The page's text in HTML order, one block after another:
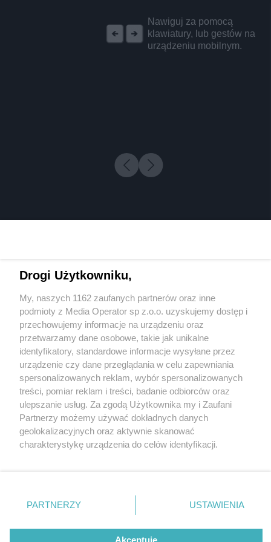
Nawiguj za pomocą
klawiatury, lub gestów na
urządzeniu mobilnym.
3 / 0
Wydawca mediów lokalnych
Nie zapomnij
zapoznać się z:
polityką prywatności regulamin korzystania z portali
Twojemiasto
Piekary Śląskie
Chorzów
Tarnowskie Góry
Gliwice
Skontakuj sięz nami
Kontakt
Wydawca
Redakcja
Drogi Użytkowniku,
My, naszych 1162 zaufanych partnerów oraz inne
podmioty z Media Operator sp z.o.o. uzyskujemy dostęp i
przechowujemy informacje na urządzeniu oraz
przetwarzamy dane osobowe, takie jak unikalne
identyfikatory, standardowe informacje wysyłane przez
urządzenie czy dane przeglądania w celu zapewniania
spersonalizowanych reklam, wybór spersonalizowanych
treści, pomiar reklam i treści, badanie odbiorców oraz
ulepszanie usług. Za zgodą Użytkownika my i Zaufani
Partnerzy możemy używać dokładnych danych
geolokalizacyjnych oraz aktywnie skanować
charakterystykę urządzenia do celów identyfikacji.
zmienić/wycofać klikając przycisk ustawień prywatności
znajdujący się w lewym dolnym rogu strony
rodzaje przetwarzania danych nie wymagają zgody
użytkownika, ale masz prawo sprzeciwić się takiemu
PARTNERZY USTAWIENIA
Akceptuję